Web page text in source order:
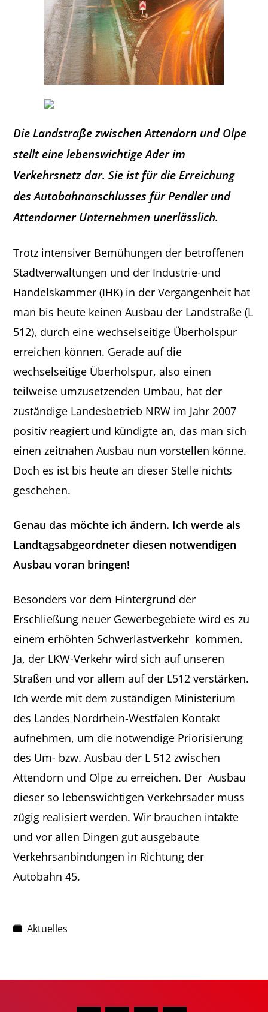
Die Landstraße zwischen Attendorn und Olpe
stellt eine lebenswichtige Ader im
Verkehrsnetz dar. Sie ist für die Erreichung
des Autobahnanschlusses für Pendler und
Attendorner Unternehmen unerlässlich.
Trotz intensiver Bemühungen der betroffenen
Stadtverwaltungen und der Industrie-und
Handelskammer (IHK) in der Vergangenheit hat
man bis heute keinen Ausbau der Landstraße (L
512), durch eine wechselseitige Überholspur
erreichen können. Gerade auf die
wechselseitige Überholspur, also einen
teilweise umzusetzenden Umbau, hat der
zuständige Landesbetrieb NRW im Jahr 2007
positiv reagiert und kündigte an, das man sich
einen zeitnahen Ausbau nun vorstellen könne.
Doch es ist bis heute an dieser Stelle nichts
geschehen.
Genau das möchte ich ändern. Ich werde als
Landtagsabgeordneter diesen notwendigen
Ausbau voran bringen!
Besonders vor dem Hintergrund der
Erschließung neuer Gewerbegebiete wird es zu
einem erhöhten Schwerlastverkehr kommen.
Ja, der LKW-Verkehr wird sich auf unseren
Straßen und vor allem auf der L512 verstärken.
Ich werde mit dem zuständigen Ministerium
des Landes Nordrhein-Westfalen Kontakt
aufnehmen, um die notwendige Priorisierung
des Um- bzw. Ausbau der L 512 zwischen
Attendorn und Olpe zu erreichen. Der Ausbau
dieser so lebenswichtigen Verkehrsader muss
zügig realisiert werden. Wir brauchen intakte
und vor allen Dingen gut ausgebaute
Verkehrsanbindungen in Richtung der
Autobahn 45.
Aktuelles